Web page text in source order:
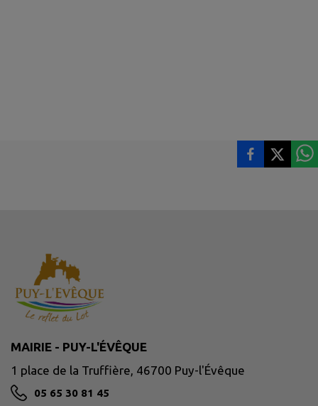
MAIRIE - PUY-L'ÉVÊQUE
1 place de la Truffière, 46700 Puy-l'Évêque
05 65 30 81 45